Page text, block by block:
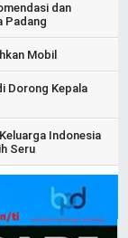
dan
Padang
Mobil
Dorong Kepala
Indonesia
Seru